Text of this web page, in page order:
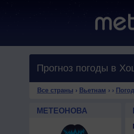
Прогноз погоды в
Все страны › Вьетнам › ›
МЕТЕОНОВА